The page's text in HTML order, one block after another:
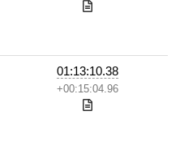
01:13:10.38
+00:15:04.96